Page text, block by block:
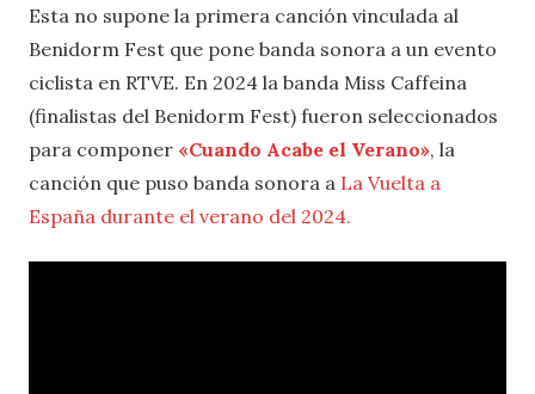
Esta no supone la primera canción vinculada al
Benidorm Fest que pone banda sonora a un evento
ciclista en RTVE. En 2024 la banda Miss Caffeina
(finalistas del Benidorm Fest) fueron seleccionados
para componer «Cuando Acabe el Verano», la
canción que puso banda sonora a La Vuelta a
España durante el verano del 2024.